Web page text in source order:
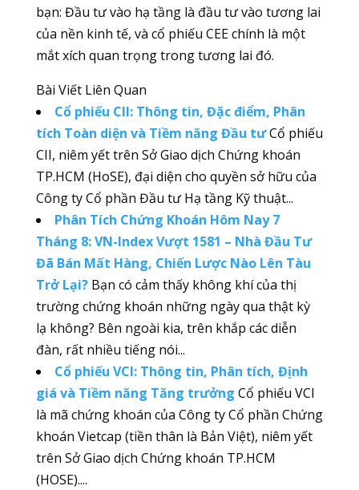
bạn: Đầu tư vào hạ tầng là đầu tư vào tương lai
của nền kinh tế, và cổ phiếu CEE chính là một
mắt xích quan trọng trong tương lai đó.
Bài Viết Liên Quan
Cổ phiếu CII: Thông tin, Đặc điểm, Phân
tích Toàn diện và Tiềm năng Đầu tưCổ phiếu
CII, niêm yết trên Sở Giao dịch Chứng khoán
TP.HCM (HoSE), đại diện cho quyền sở hữu của
Công ty Cổ phần Đầu tư Hạ tầng Kỹ thuật...
Phân Tích Chứng Khoán Hôm Nay 7
Tháng 8: VN-Index Vượt 1581 – Nhà Đầu Tư
Đã Bán Mất Hàng, Chiến Lược Nào Lên Tàu
Trở Lại? Bạn có cảm thấy không khí của thị
trường chứng khoán những ngày qua thật kỳ
lạ không? Bên ngoài kia, trên khắp các diễn
đàn, rất nhiều tiếng nói...
Cổ phiếu VCI: Thông tin, Phân tích, Định
giá và Tiềm năng Tăng trưởng Cổ phiếu VCI
là mã chứng khoán của Công ty Cổ phần Chứng
khoán Vietcap (tiền thân là Bản Việt), niêm yết
trên Sở Giao dịch Chứng khoán TP.HCM
(HOSE)....